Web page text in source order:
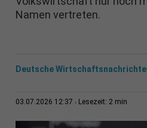
Namen vertreten.
Deutsche
03.07.2026 12:37 Lesezeit: 2 min